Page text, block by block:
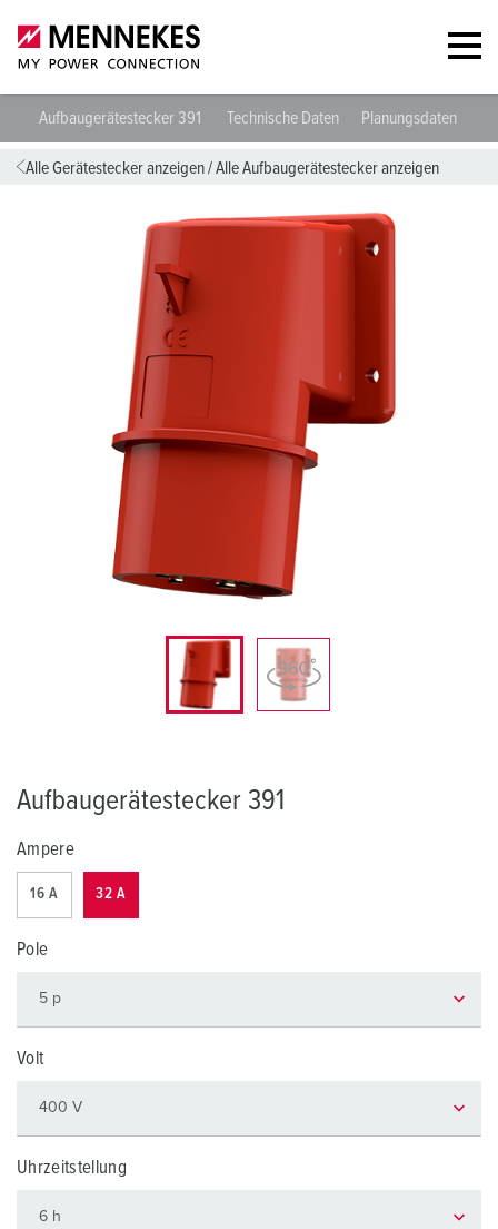
Aufbaugerätestecker 391 Technische Daten Planungsdaten &
Alle Gerätestecker anzeigen/Alle Aufbaugerätestecker anzeigen
Aufbaugerätestecker 391
Ampere
16 A 32 A
Pole
Volt
Uhrzeitstellung